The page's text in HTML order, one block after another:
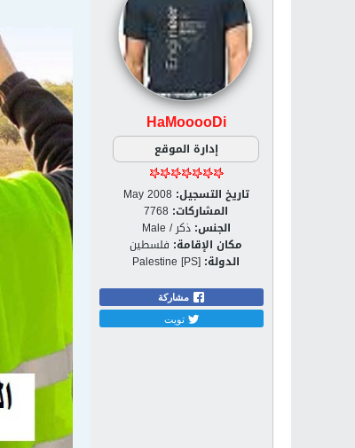
HaMooooDi
إدارة الموقع
تاريخ التسجيل: May 2008
المشاركات: 7768
الجنس: ذكر / Male
مكان الإقامة: فلسطين
الدولة: Palestine [PS]
مشاركة
تويت